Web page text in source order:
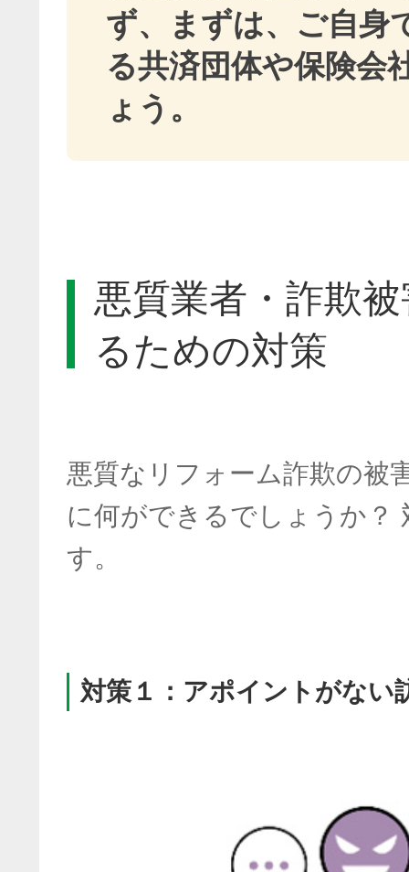
ず、まずは、ご自身
る共済団体や保険会
ょう。
悪質業者・詐欺
るための対策
悪質なリフォーム詐欺の被
に何ができるでしょうか？
す。
対策１：アポイントがない